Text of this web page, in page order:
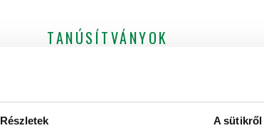
Részletek A sütikről
TANÚSÍTVÁNYOK